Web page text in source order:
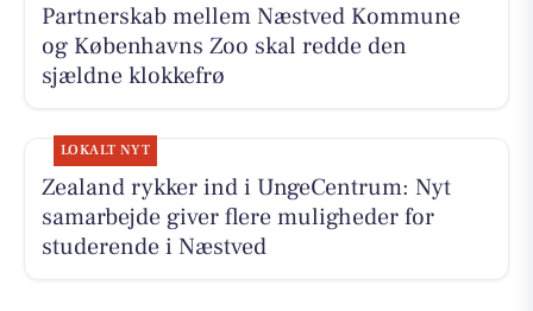
Partnerskab mellem Næstved Kommune
og Københavns Zoo skal redde den
sjældne klokkefrø
LOKALT NYT
Zealand rykker ind i UngeCentrum: Nyt
samarbejde giver flere muligheder for
studerende i Næstved